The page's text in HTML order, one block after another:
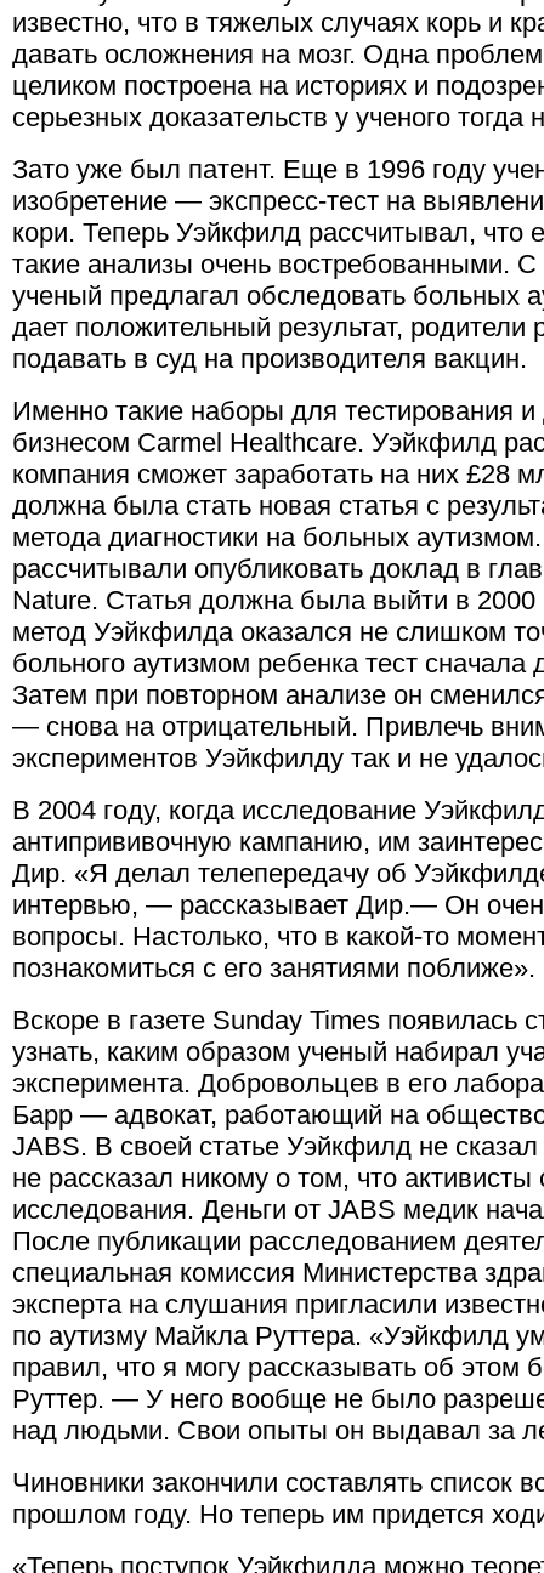
известно, что в тяжелых случаях корь и
давать осложнения на мозг. Одна
целиком построена на историях и
серьезных доказательств у ученого тогда
Зато уже был патент. Еще в 1996 году
изобретение — экспресс-тест на
кори. Теперь Уэйкфилд рассчитывал, что
такие анализы очень востребованными.
ученый предлагал обследовать больных
дает положительный результат, родители
подавать в суд на производителя вакцин.
Именно такие наборы для тестирования
бизнесом Carmel Healthcare. Уэйкфилд
компания сможет заработать на них £28
должна была стать новая статья с
метода диагностики на больных
рассчитывали опубликовать доклад в
Nature. Статья должна была выйти в
метод Уэйкфилда оказался не слишком
больного аутизмом ребенка тест сначала
Затем при повторном анализе он
— снова на отрицательный. Привлечь
экспериментов Уэйкфилду так и не
В 2004 году, когда исследование
антипрививочную кампанию, им
Дир. «Я делал телепередачу об
интервью, — рассказывает Дир.— Он
вопросы. Настолько, что в какой-то
познакомиться с его занятиями поближе».
Вскоре в газете Sunday Times появилась
узнать, каким образом ученый набирал
эксперимента. Добровольцев в его
Барр — адвокат, работающий на
JABS. В своей статье Уэйкфилд не
не рассказал никому о том, что активисты
исследования. Деньги от JABS медик
После публикации расследованием
специальная комиссия Министерства
эксперта на слушания пригласили
по аутизму Майкла Руттера. «Уэйкфилд
правил, что я могу рассказывать об этом
Руттер. — У него вообще не было
над людьми. Свои опыты он выдавал за
Чиновники закончили составлять список
прошлом году. Но теперь им придется
«Теперь поступок Уэйкфилда можно